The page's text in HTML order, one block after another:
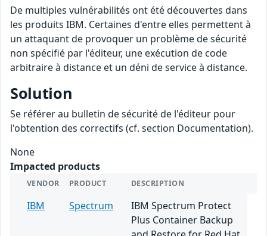
De multiples vulnérabilités ont été découvertes dans
les produits IBM. Certaines d'entre elles permettent à
un attaquant de provoquer un problème de sécurité
non spécifié par l'éditeur, une exécution de code
arbitraire à distance et un déni de service à distance.
Solution
Se référer au bulletin de sécurité de l'éditeur pour
l'obtention des correctifs (cf. section Documentation).
None
Impacted products
VENDOR PRODUCT DESCRIPTION
IBM Spectrum
IBM Spectrum Protect
Plus Container Backup